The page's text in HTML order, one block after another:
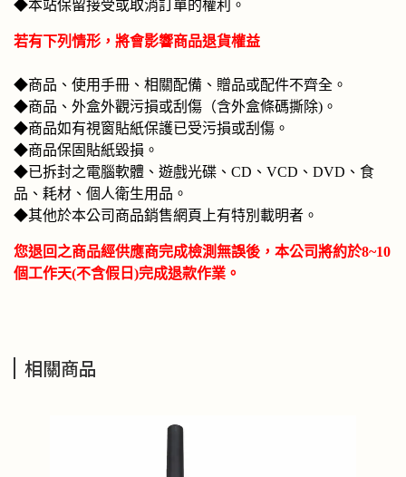
◆本站保留接受或取消訂單的權利。
若有下列情形，將會影響商品退貨權益
◆商品、使用手冊、相關配備、贈品或配件不齊全。
◆商品、外盒外觀污損或刮傷（含外盒條碼撕除)。
◆商品如有視窗貼紙保護已受污損或刮傷。
◆商品保固貼紙毀損。
◆已拆封之電腦軟體、遊戲光碟、CD、VCD、DVD、食
品、耗材、個人衛生用品。
◆其他於本公司商品銷售網頁上有特別載明者。
您退回之商品經供應商完成檢測無誤後，本公司將約於8~10
個工作天(不含假日)完成退款作業。
相關商品